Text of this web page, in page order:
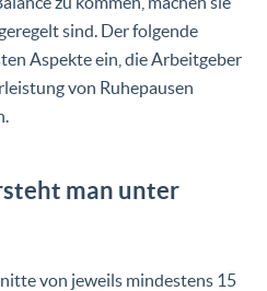
sind. Der folgende
Aspekte ein, die Arbeitgeber
von Ruhepausen
man unter
von jeweils mindestens 15